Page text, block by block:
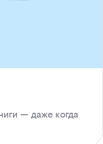
— даже когда